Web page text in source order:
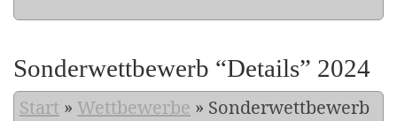
Sonderwettbewerb “Details” 2024
Start » Wettbewerbe » Sonderwettbewerb